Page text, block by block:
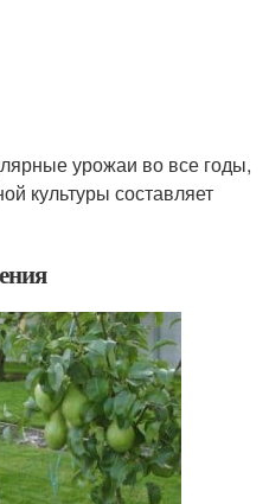
урожаи во все годы,
культуры составляет